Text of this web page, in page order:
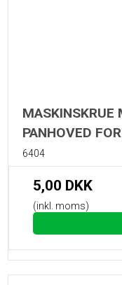
PANHOVED
6404
5,00 DKK
(inkl. moms)